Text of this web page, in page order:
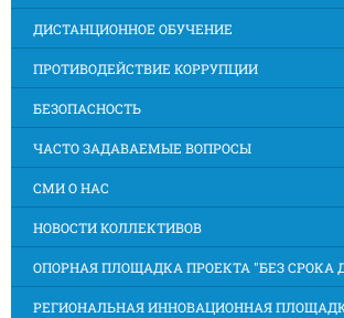
ДИСТАНЦИОННОЕ ОБУЧЕНИЕ
ПРОТИВОДЕЙСТВИЕ КОРРУПЦИИ
БЕЗОПАСНОСТЬ
ЧАСТО ЗАДАВАЕМЫЕ ВОПРОСЫ
СМИ О НАС
НОВОСТИ КОЛЛЕКТИВОВ
ОПОРНАЯ ПЛОЩАДКА ПРОЕКТА "БЕЗ СРОКА
РЕГИОНАЛЬНАЯ ИННОВАЦИОННАЯ